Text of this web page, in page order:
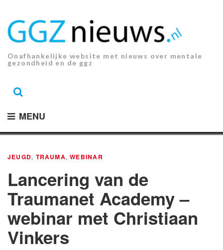
inhoud.
Onafhankelijke website met nieuws over mentale
gezondheid en de ggz
MENU
JEUGD, TRAUMA,WEBINAR
Lancering van de
Traumanet Academy –
webinar met Christiaan
Vinkers